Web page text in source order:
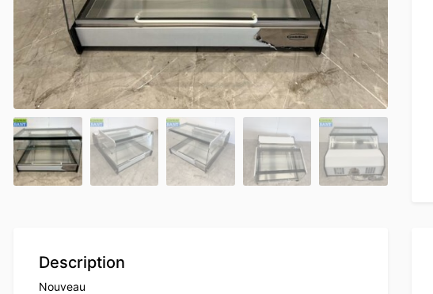
Description
Nouveau